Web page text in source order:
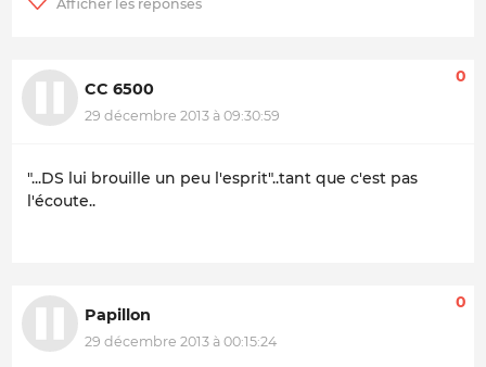
CC 6500
29 décembre 2013 à 09:30:59
0
"...DS lui brouille un peu l'esprit"..tant que c'est pas
l'écoute..
Papillon
29 décembre 2013 à 00:15:24
0